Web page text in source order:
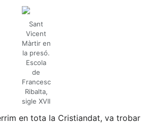
Sant
Vicent
Màrtir en
la presó.
Escola
de
Francesc
Ribalta,
sigle XVII
en tota la Cristiandat, va trobar